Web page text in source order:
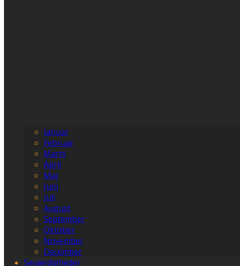
Januar
Februar
Marts
April
Maj
Juni
Juli
August
September
Oktober
November
December
Seværdigheder